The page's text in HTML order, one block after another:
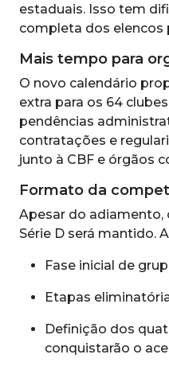
estaduais. Isso tem
completa dos elencos
Mais tempo para
O novo calendário
extra para os 64
pendências
contratações e
junto à CBF e órgãos
Formato da
Apesar do
Série D será mantido.
Fase inicial de
Etapas
Definição dos
conquistarão o